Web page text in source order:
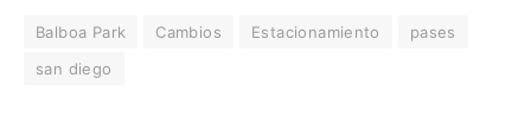
Balboa Park Cambios Estacionamiento
pases
san diego